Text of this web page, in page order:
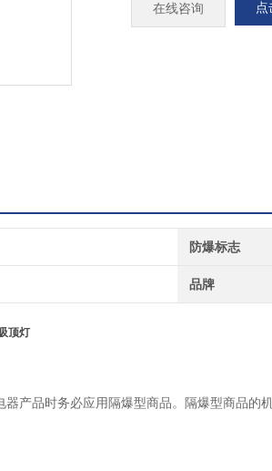
在线咨询 点
防爆标志
品牌
顶灯
产品时务必应用隔爆型商品。隔爆型商品的